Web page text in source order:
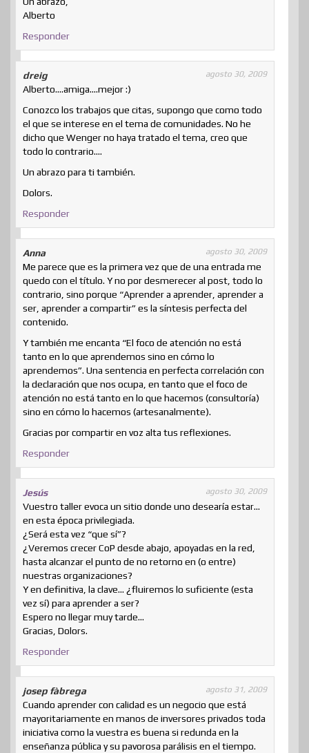
Alberto
Responder
dreig agosto 30, 2009
Alberto….amiga….mejor :)
Conozco los trabajos que citas, supongo que como todo
el que se interese en el tema de comunidades. No he
dicho que Wenger no haya tratado el tema, creo que
todo lo contrario….
Un abrazo para ti también.
Dolors.
Responder
Anna agosto 30, 2009
Me parece que es la primera vez que de una entrada me
quedo con el título. Y no por desmerecer al post, todo lo
contrario, sino porque “Aprender a aprender, aprender a
ser, aprender a compartir” es la síntesis perfecta del
contenido.
Y también me encanta “El foco de atención no está
tanto en lo que aprendemos sino en cómo lo
aprendemos”. Una sentencia en perfecta correlación con
la declaración que nos ocupa, en tanto que el foco de
atención no está tanto en lo que hacemos (consultoría)
sino en cómo lo hacemos (artesanalmente).
Gracias por compartir en voz alta tus reflexiones.
Responder
Jesús agosto 30, 2009
Vuestro taller evoca un sitio donde uno desearía estar…
en esta época privilegiada.
¿Será esta vez “que sí”?
¿Veremos crecer CoP desde abajo, apoyadas en la red,
hasta alcanzar el punto de no retorno en (o entre)
nuestras organizaciones?
Y en definitiva, la clave… ¿fluiremos lo suficiente (esta
vez sí) para aprender a ser?
Espero no llegar muy tarde…
Gracias, Dolors.
Responder
josep fàbrega agosto 31, 2009
Cuando aprender con calidad es un negocio que está
mayoritariamente en manos de inversores privados toda
iniciativa como la vuestra es buena si redunda en la
enseñanza pública y su pavorosa parálisis en el tiempo.